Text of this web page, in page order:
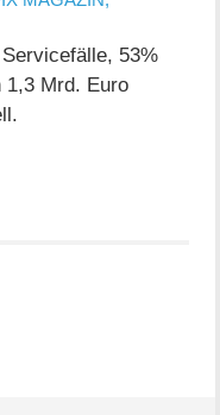
53%
1,3 Mrd. Euro